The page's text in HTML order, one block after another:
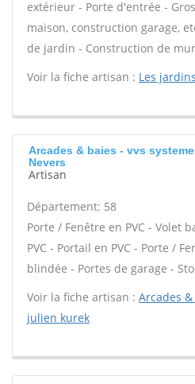
extérieur - Porte d'entrée -
maison, construction garage,
de jardin - Construction de
Voir la fiche artisan : Les
Arcades & baies - vvs
Nevers
Artisan
Département: 58
Porte / Fenêtre en PVC - Volet
PVC - Portail en PVC - Porte /
blindée - Portes de garage -
Voir la fiche artisan : Arcades
julien kurek